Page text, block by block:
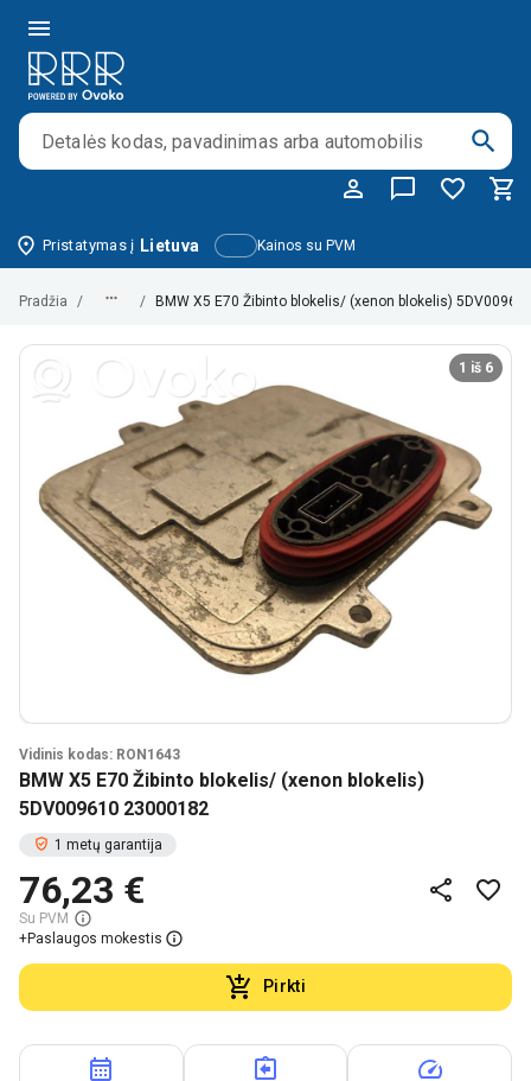
Kainos su PVM
Pristatymas į Lietuva
Pradžia / / BMW X5 E70 Žibinto blokelis/ (xenon blokelis)
1 iš 6
Vidinis kodas: RON1643
BMW X5 E70 Žibinto blokelis/ (xenon blokelis)
5DV009610 23000182
1 metų garantija
76,23 €
Su PVM
+Paslaugos mokestis
Pirkti